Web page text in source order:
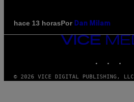
hace 13 horasPor Dan Milam
VICE
MEDIA
© 2026 VICE DIGITAL PUBLISHING, LLC